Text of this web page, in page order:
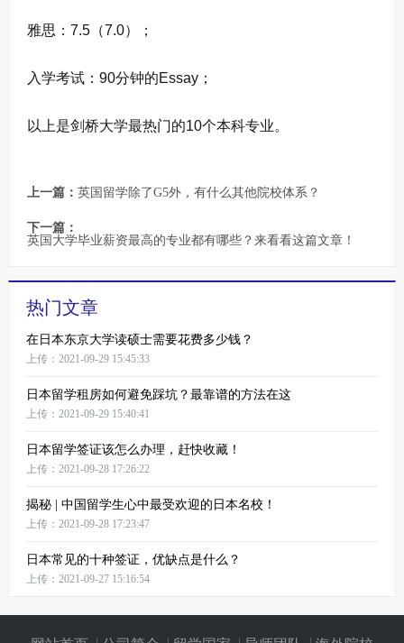
雅思：7.5（7.0）；
入学考试：90分钟的Essay；
以上是剑桥大学最热门的10个本科专业。
上一篇： 英国留学除了G5外，有什么其他院校体系？
下一篇：
英国大学毕业薪资最高的专业都有哪些？来看看这篇文章！
热门文章
在日本东京大学读硕士需要花费多少钱？
上传：2021-09-29 15:45:33
日本留学租房如何避免踩坑？最靠谱的方法在这
上传：2021-09-29 15:40:41
日本留学签证该怎么办理，赶快收藏！
上传：2021-09-28 17:26:22
揭秘 | 中国留学生心中最受欢迎的日本名校！
上传：2021-09-28 17:23:47
日本常见的十种签证，优缺点是什么？
上传：2021-09-27 15:16:54